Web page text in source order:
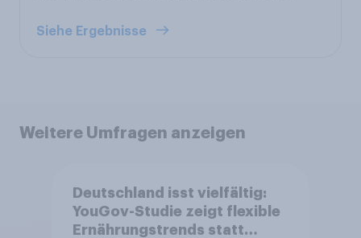
Siehe Ergebnisse
Weitere Umfragen anzeigen
Deutschland isst vielfältig:
YouGov-Studie zeigt flexible
Ernährungstrends statt